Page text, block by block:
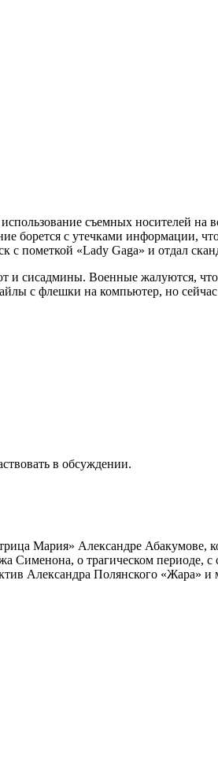
съемных носителей на
с утечками информации,
пометкой «Lady Gaga» и отдал
и сисадмины. Военные жалуются,
с флешки на компьютер, но
в обсуждении.
Мария» Александре Абакумове,
Сименона, о трагическом
Александра Полянского «Жара» и